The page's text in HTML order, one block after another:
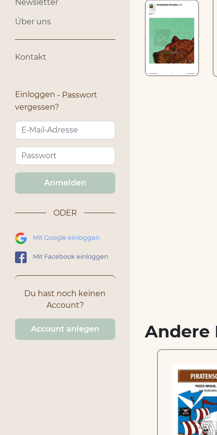
Newsletter
Über uns
Kontakt
Einloggen
Passwort
vergessen?
Anmelden
ODER
Mit Google einloggen
Mit Facebook einloggen
Du hast noch keinen
Account?
Account anlegen Andere